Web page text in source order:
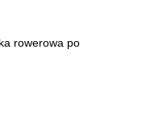
rowerowa po